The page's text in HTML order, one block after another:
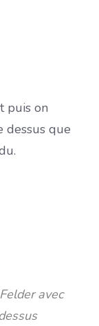
puis on
dessus que
avec